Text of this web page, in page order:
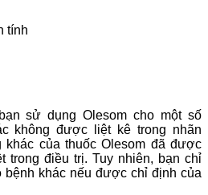
tính
sử dụng Olesom cho một số
không được liệt kê trong nhãn
khác của thuốc Olesom đã được
trong điều trị. Tuy nhiên, bạn chỉ
bệnh khác nếu được chỉ định của